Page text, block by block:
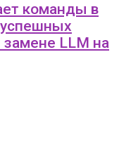
команды в
LLM на